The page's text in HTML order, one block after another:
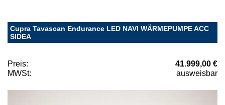
Cupra Tavascan Endurance LED NAVI WÄRMEPUMPE ACC
SIDEA
Preis:
41.999,00 €
MWSt:
ausweisbar